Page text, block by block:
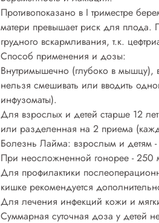
Противопоказано в I триместре
матери превышает риск для плода.
грудного вскармливания, т.к.
Способ применения и дозы:
Внутримышечно (глубоко в мышцу),
нельзя смешивать или вводить
инфузоматы).
Для взрослых и детей старше 12 лет
или разделенная на 2 приема
Болезнь Лайма: взрослым и детям -
При неосложненной гонорее - 250
Для профилактики
кишке рекомендуется
Для лечения инфекций кожи и
Суммарная суточная доза у детей